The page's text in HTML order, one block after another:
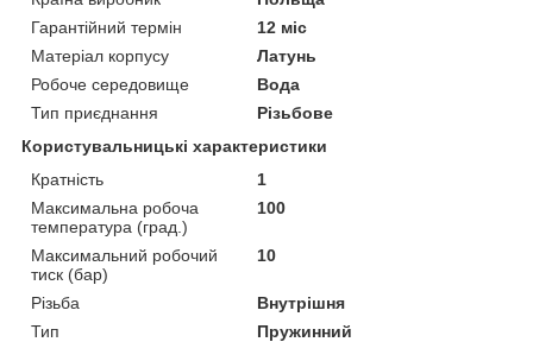
Гарантійний термін
12 міс
Матеріал корпусу
Латунь
Робоче середовище
Вода
Тип приєднання
Різьбове
Користувальницькі характеристики
Кратність
1
Максимальна робоча
температура (град.)
100
Максимальний робочий
тиск (бар)
10
Різьба
Внутрішня
Тип
Пружинний